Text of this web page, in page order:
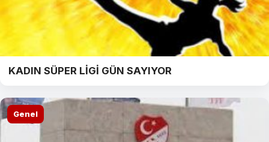
KADIN SÜPER LİGİ GÜN SAYIYOR
Genel